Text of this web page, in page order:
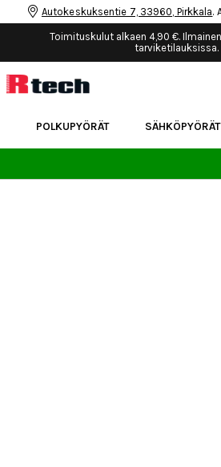
Autokeskuksentie 7, 33960, Pirkkala.
Toimituskulut alkaen 4,90 €.
tarviketilauksissa.
POLKUPYÖRÄT SÄHKÖPYÖRÄT